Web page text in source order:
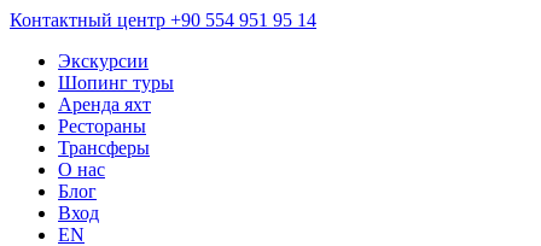
Контактный центр +90 554 951 95 14
Экскурсии
Шопинг туры
Аренда яхт
Рестораны
Трансферы
О нас
Блог
Вход
EN